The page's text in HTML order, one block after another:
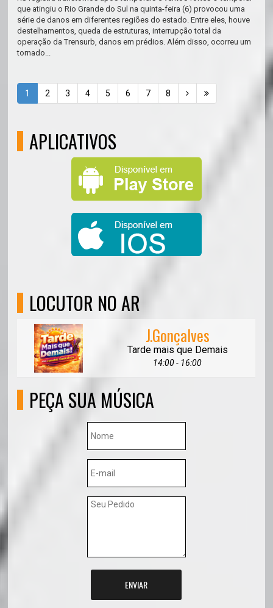
que atingiu o Rio Grande do Sul na quinta-feira (6) provocou uma
série de danos em diferentes regiões do estado. Entre eles, houve
destelhamentos, queda de estruturas, interrupção total da
operação da Trensurb, danos em prédios. Além disso, ocorreu um
tornado...
1 2 3 4 5 6 7 8
APLICATIVOS
LOCUTOR NO AR
J.Gonçalves
Tarde mais que Demais
14:00 - 16:00
PEÇA SUA MÚSICA
ENVIAR